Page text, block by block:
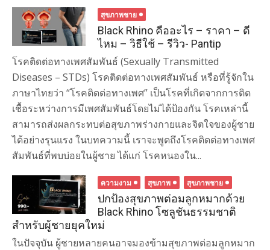
สุขภาพชาย
Black Rhino คืออะไร – ราคา – ดี
ไหม – วิธีใช้ – รีวิว- Pantip
โรคติดต่อทางเพศสัมพันธ์ (Sexually Transmitted
Diseases – STDs) โรคติดต่อทางเพศสัมพันธ์ หรือที่รู้จักใน
ภาษาไทยว่า “โรคติดต่อทางเพศ” เป็นโรคที่เกิดจากการติด
เชื้อระหว่างการมีเพศสัมพันธ์โดยไม่ได้ป้องกัน โรคเหล่านี้
สามารถส่งผลกระทบต่อสุขภาพร่างกายและจิตใจของผู้ชาย
ได้อย่างรุนแรง ในบทความนี้ เราจะพูดถึงโรคติดต่อทางเพศ
สัมพันธ์ที่พบบ่อยในผู้ชาย ได้แก่ โรคหนองใน...
ความงาม สุขภาพ สุขภาพชาย
ปกป้องสุขภาพต่อมลูกหมากด้วย
Black Rhino โซลูชันธรรมชาติ
สำหรับผู้ชายยุคใหม่
ในปัจจุบัน ผู้ชายหลายคนอาจมองข้ามสุขภาพต่อมลูกหมาก